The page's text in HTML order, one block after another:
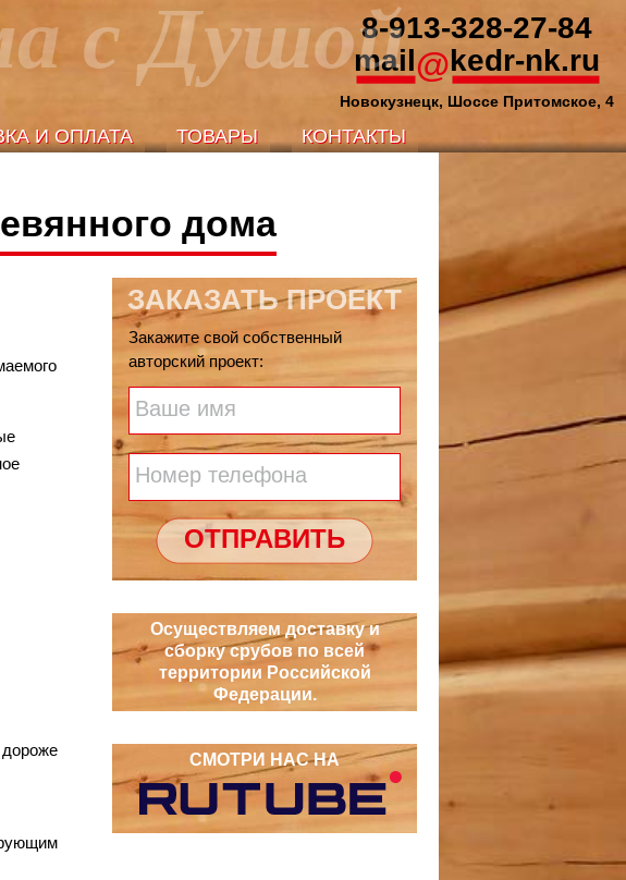
с Душой
8-913-328-27-84
mail@kedr-nk.ru
Новокузнецк, Шоссе Притомское, 4
И ОПЛАТА
И ОПЛАТА ТОВАРЫ
ТОВАРЫ КОНТАКТЫ
КОНТАКТЫ
дома
дороже
ЗАКАЗАТЬ ПРОЕКТ
Закажите свой собственный
авторский проект:
Ваше имя
Номер телефона
ОТПРАВИТЬ
Осуществляем доставку и
сборку срубов по всей
территории Российской
Федерации.
СМОТРИ НАС НА